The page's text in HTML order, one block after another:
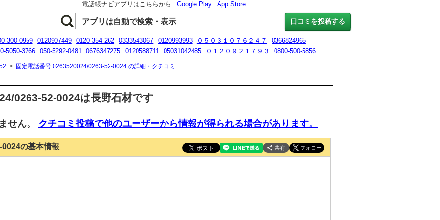
口コミを投稿する
電話帳ナビアプリはこちらから Google Play App Store
アプリは自動で検索・表示
300-0959 0120907449 0120 354 262 0333543067 0120993993 ０５０３１０７６２４７
0366824965
5050-3766
050-5292-0481 0676347275 0120588711 05031042485 ０１２０９２１７９３
0800-500-5856
> 固定電話番号 0263520024/0263-52-0024 の詳細・クチコミ
0263-52-0024は長野石材です
せん。 クチコミ投稿で他のユーザーから情報が得られる場合があります。
の基本情報 共有